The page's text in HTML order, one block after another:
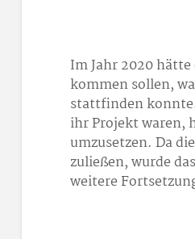
Im Jahr 2020
kommen sollen,
stattfinden
ihr Projekt waren,
umzusetzen. Da
zuließen, wurde
weitere